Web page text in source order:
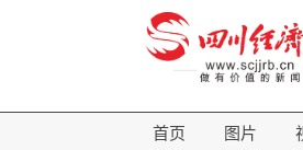
首页 图片